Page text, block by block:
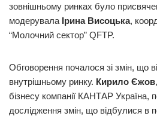
зовнішньому ринках було
модерувала Ірина Висоцька,
“Молочний сектор” QFTP.
Обговорення почалося зі змін, що
внутрішньому ринку. Кирило Єжов
бізнесу компанії КАНТАР Україна,
дослідження змін, що відбулися в